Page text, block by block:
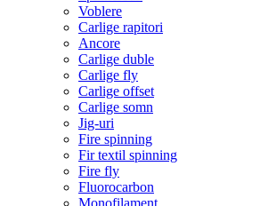
Voblere
Carlige rapitori
Ancore
Carlige duble
Carlige fly
Carlige offset
Carlige somn
Jig-uri
Fire spinning
Fir textil spinning
Fire fly
Fluorocarbon
Monofilament